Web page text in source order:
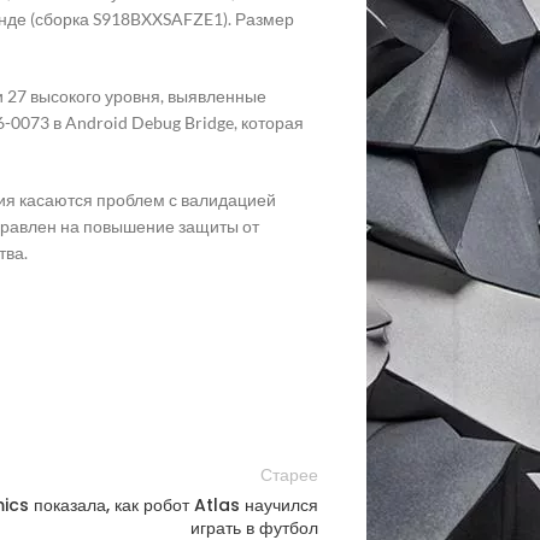
(сборка S918BXXSAFZE1). Размер
27 высокого уровня, выявленные
в Android Debug Bridge, которая
касаются проблем с валидацией
на повышение защиты от
Старее
показала, как робот Atlas научился
играть в футбол